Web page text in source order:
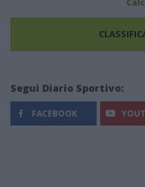
Segui Diario Sportivo:
FACEBOOK